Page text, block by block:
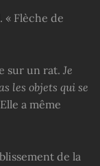
« Flèche de
sur un rat. Je
les objets qui se
Elle a même
de la